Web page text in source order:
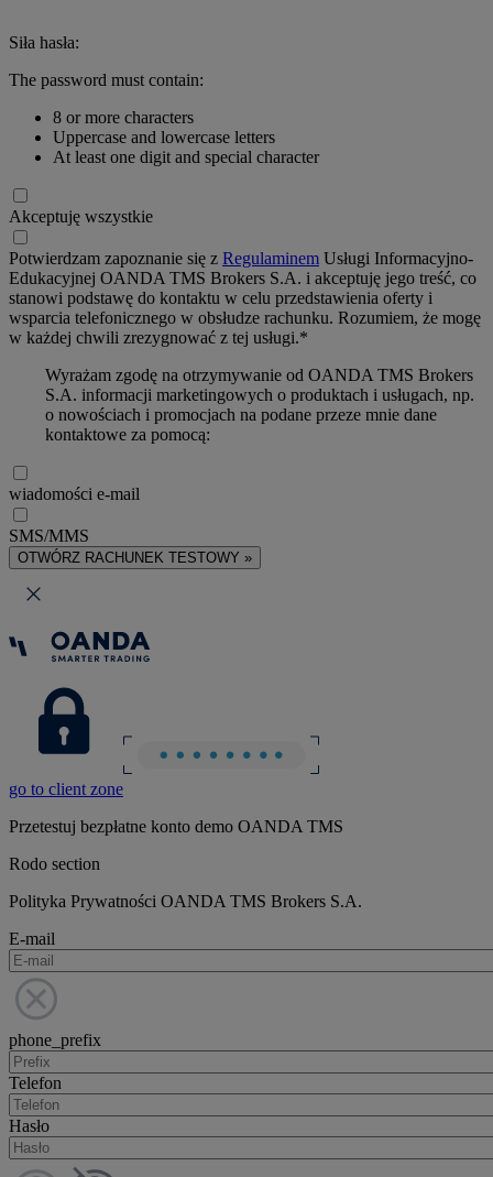
Siła hasła:
The password must contain:
8 or more characters
Uppercase and lowercase letters
At least one digit and special character
Akceptuję wszystkie
Potwierdzam zapoznanie się z Regulaminem Usługi Informacyjno-
Edukacyjnej OANDA TMS Brokers S.A. i akceptuję jego treść, co
stanowi podstawę do kontaktu w celu przedstawienia oferty i
wsparcia telefonicznego w obsłudze rachunku. Rozumiem, że mogę
w każdej chwili zrezygnować z tej usługi.*
Wyrażam zgodę na otrzymywanie od OANDA TMS Brokers
S.A. informacji marketingowych o produktach i usługach, np.
o nowościach i promocjach na podane przeze mnie dane
kontaktowe za pomocą:
wiadomości e-mail
SMS/MMS
OTWÓRZ RACHUNEK TESTOWY »
go to client zone
Przetestuj bezpłatne konto demo OANDA TMS
Rodo section
Polityka Prywatności OANDA TMS Brokers S.A.
E-mail
phone_prefix
Telefon
Hasło